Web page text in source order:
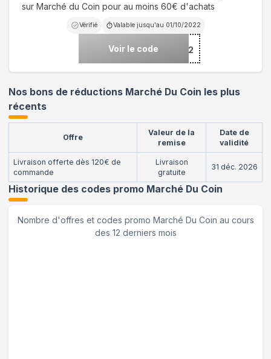
sur Marché du Coin pour au moins 60€ d'achats
Vérifié Valable jusqu'au 01/10/2022
Voir le code***15822
Nos bons de réductions Marché Du Coin les plus
récents
Offre
Valeur de la
remise
Date de
validité
Livraison offerte dès 120€ de
commande
Livraison
gratuite
31 déc. 2026
Historique des codes promo Marché Du Coin
Nombre d'offres et codes promo Marché Du Coin au cours
des 12 derniers mois